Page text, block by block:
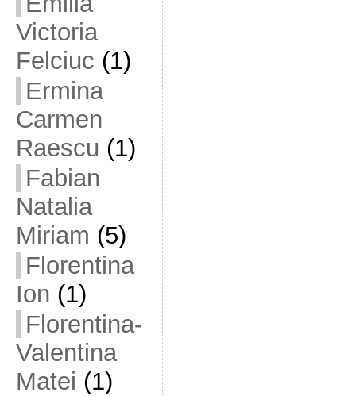
Victoria
Felciuc (1)
Ermina
Carmen
Raescu (1)
Fabian
Natalia
Miriam (5)
Florentina
Ion (1)
Florentina-
Valentina
Matei (1)